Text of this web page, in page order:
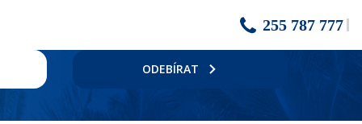
255 787 777
ODEBÍRAT